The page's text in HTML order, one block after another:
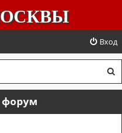
Вход
о
форум